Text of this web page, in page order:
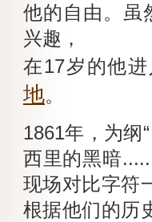
他的自由。
虽
兴趣，
在17岁的他
地。
1861年，为纲
西里的黑暗
现场对比字符
根据他们的历